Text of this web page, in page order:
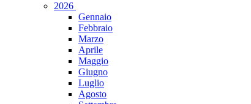
2026
Gennaio
Febbraio
Marzo
Aprile
Maggio
Giugno
Luglio
Agosto